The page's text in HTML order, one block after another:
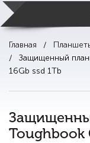
Главная
Защищенный
16Gb ssd 1Tb
Toughbook